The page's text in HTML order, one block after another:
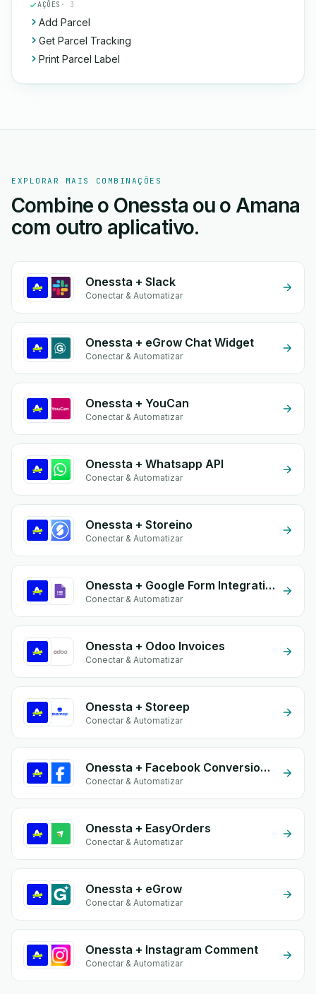
AÇÕES · 3
Add Parcel
Get Parcel Tracking
Print Parcel Label
EXPLORAR MAIS COMBINAÇÕES
Combine o Onessta ou o Amana
com outro aplicativo.
Onessta + Slack
Conectar & Automatizar
Onessta + eGrow Chat Widget
Conectar & Automatizar
Onessta + YouCan
Conectar & Automatizar
Onessta + Whatsapp API
Conectar & Automatizar
Onessta + Storeino
Conectar & Automatizar
Onessta + Google Form Integration
Conectar & Automatizar
Onessta + Odoo Invoices
Conectar & Automatizar
Onessta + Storeep
Conectar & Automatizar
Onessta + Facebook Conversion API (CAPI)
Conectar & Automatizar
Onessta + EasyOrders
Conectar & Automatizar
Onessta + eGrow
Conectar & Automatizar
Onessta + Instagram Comment
Conectar & Automatizar